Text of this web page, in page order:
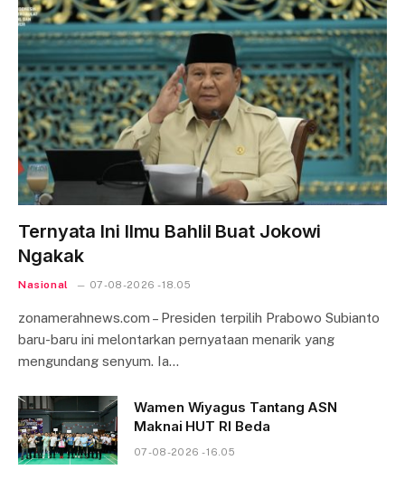
Ternyata Ini Ilmu Bahlil Buat Jokowi
Ngakak
Nasional 07-08-2026 - 18.05
zonamerahnews.com – Presiden terpilih Prabowo Subianto
baru-baru ini melontarkan pernyataan menarik yang
mengundang senyum. Ia…
Wamen Wiyagus Tantang ASN
Maknai HUT RI Beda
07-08-2026 - 16.05